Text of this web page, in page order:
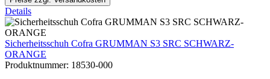
Details
Sicherheitsschuh Cofra GRUMMAN S3 SRC SCHWARZ-
ORANGE
Produktnummer: 18530-000